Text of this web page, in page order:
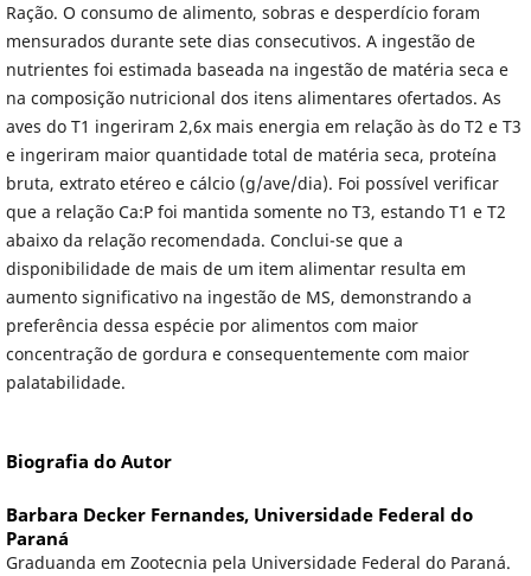
Ração. O consumo de alimento, sobras e desperdício foram
mensurados durante sete dias consecutivos. A ingestão de
nutrientes foi estimada baseada na ingestão de matéria seca e
na composição nutricional dos itens alimentares ofertados. As
aves do T1 ingeriram 2,6x mais energia em relação às do T2 e T3
e ingeriram maior quantidade total de matéria seca, proteína
bruta, extrato etéreo e cálcio (g/ave/dia). Foi possível verificar
que a relação Ca:P foi mantida somente no T3, estando T1 e T2
abaixo da relação recomendada. Conclui-se que a
disponibilidade de mais de um item alimentar resulta em
aumento significativo na ingestão de MS, demonstrando a
preferência dessa espécie por alimentos com maior
concentração de gordura e consequentemente com maior
palatabilidade.
Biografia do Autor
Barbara Decker Fernandes, Universidade Federal do
Paraná
Graduanda em Zootecnia pela Universidade Federal do Paraná.